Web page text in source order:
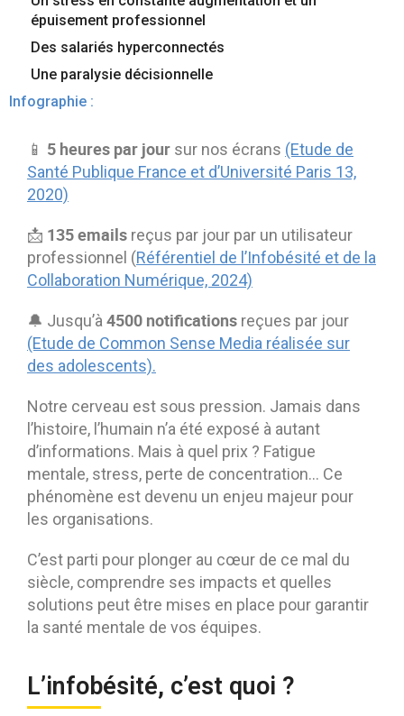
épuisement professionnel
Des salariés hyperconnectés
Une paralysie décisionnelle
Infographie :
📱 5 heures par jour sur nos écrans (Etude de
Santé Publique France et d’Université Paris 13,
2020)
📩 135 emails reçus par jour par un utilisateur
professionnel (Référentiel de l’Infobésité et de la
Collaboration Numérique, 2024)
🔔 Jusqu’à4500 notifications reçues par jour
(Etude de Common Sense Media réalisée sur
des adolescents).
Notre cerveau est sous pression. Jamais dans
l’histoire, l’humain n’a été exposé à autant
d’informations. Mais à quel prix ? Fatigue
mentale, stress, perte de concentration… Ce
phénomène est devenu un enjeu majeur pour
les organisations.
C’est parti pour plonger au cœur de ce mal du
siècle, comprendre ses impacts et quelles
solutions peut être mises en place pour garantir
la santé mentale de vos équipes.
L’infobésité, c’est quoi ?